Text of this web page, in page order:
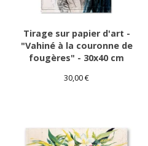
Tirage sur papier d'art -
"Vahiné à la couronne de
fougères" - 30x40 cm
30,00€